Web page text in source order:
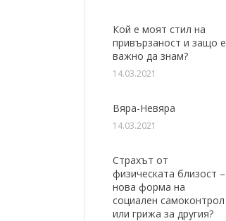
Кой е моят стил на
привързаност и защо е
важно да знам?
14.03.2021
Вяра-Невяра
14.03.2021
Страхът от
физическата близост –
нова форма на
социален самоконтрол
или грижа за другия?